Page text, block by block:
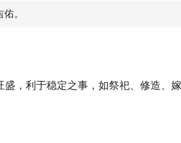
。
，利于稳定之事，如祭祀、修造、